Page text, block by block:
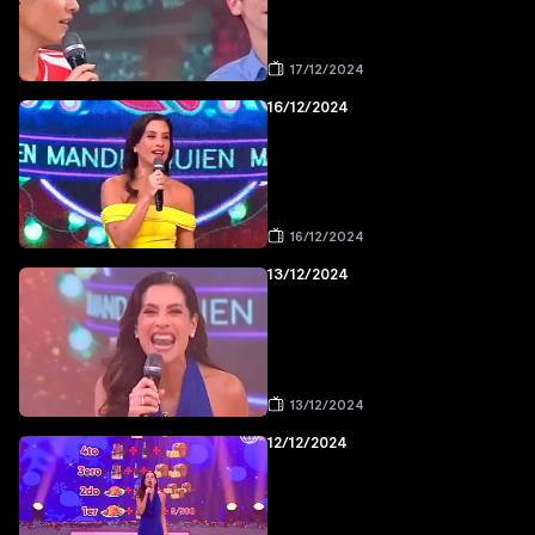
17/12/2024
16/12/2024
16/12/2024
13/12/2024
13/12/2024
12/12/2024